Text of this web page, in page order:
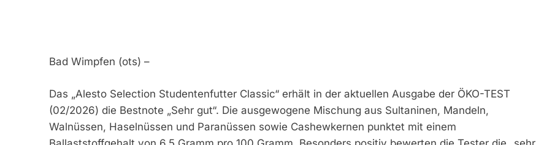
Bad Wimpfen (ots) –
Das „Alesto Selection Studentenfutter Classic“ erhält in der aktuellen Ausgabe der ÖKO-TEST
(02/2026) die Bestnote „Sehr gut“. Die ausgewogene Mischung aus Sultaninen, Mandeln,
Walnüssen, Haselnüssen und Paranüssen sowie Cashewkernen punktet mit einem